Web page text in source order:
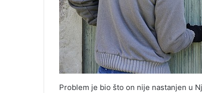
Problem je bio što on nije nastanjen u